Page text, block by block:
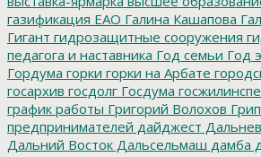
газификация ЕАО Галина Кашапова
Гигант гидрозащитные сооружения
педагога и наставника Год семьи Год
Гордума горки горки на Арбате
госархив госдолг Госдума
график работы Григорий Волохов
предпринимателей дайджест
Дальний Восток Дальсельмаш дамба